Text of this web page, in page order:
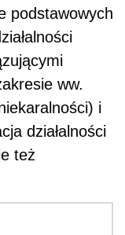
podstawowych
ww.
i
działalności
też